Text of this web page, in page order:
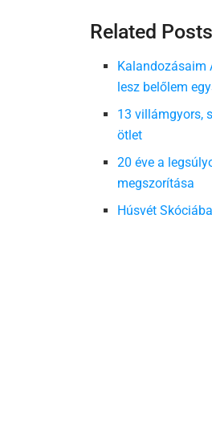
Related Posts
Kalandozásaim
lesz belőlem
13 villámgyors,
ötlet
20 éve a
megszorítása
Húsvét